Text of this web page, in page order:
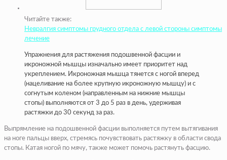
Читайте также:
Невралгия симптомы грудного отдела с левой стороны симптомы
лечение
Упражнения для растяжения подошвенной фасции и
икроножной мышцы изначально имеет приоритет над
укреплением. Икроножная мышца тянется с ногой вперед
(нацеливание на более крупную икроножную мышцу) и с
согнутым коленом (направленным на нижние мышцы
стопы) выполняются от 3 до 5 раз в день, удерживая
растяжки до 30 секунд за раз.
Выпрямление на подошвенной фасции выполняется путем вытягивания
на ноге пальцы вверх, стремясь почувствовать растяжку в области свода
стопы. Катая ногой по мячу, также может помочь растянуть фасцию.